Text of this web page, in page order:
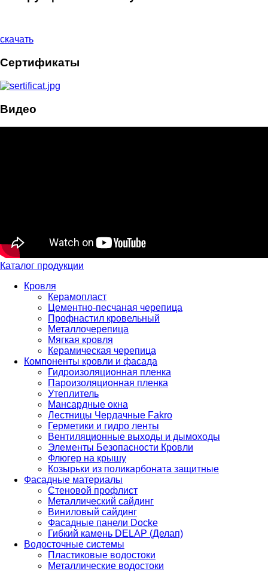
скачать
Сертификаты
Видео
Каталог продукции
Кровля
Керамопласт
Цементно-песчаная черепица
Профнастил кровельный
Металлочерепица
Мягкая кровля
Керамическая черепица
Компоненты кровли и фасада
Гидроизоляционная пленка
Пароизоляционная пленка
Утеплитель
Мансардные окна
Лестницы Чердачные Fakro
Герметики и гидро ленты
Вентиляционные выходы и дымоходы
Элементы Безопасности Кровли
Флюгер на крышу
Козырьки из поликарбоната защитные
Фасадные материалы
Стеновой профлист
Металлический сайдинг
Виниловый сайдинг
Фасадные панели Docke
Гибкий камень DELAP (Делап)
Водосточные системы
Пластиковые водостоки
Металлические водостоки